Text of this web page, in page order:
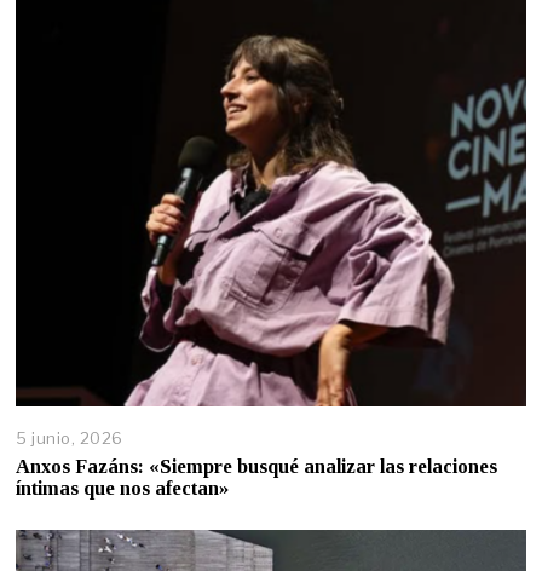
5 junio, 2026
Anxos Fazáns: «Siempre busqué analizar las relaciones
íntimas que nos afectan»